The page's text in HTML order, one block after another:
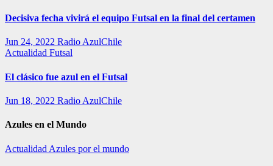
Decisiva fecha vivirá el equipo Futsal en la final del certamen
Jun 24, 2022 Radio AzulChile
Actualidad Futsal
El clásico fue azul en el Futsal
Jun 18, 2022 Radio AzulChile
Azules en el Mundo
Actualidad Azules por el mundo